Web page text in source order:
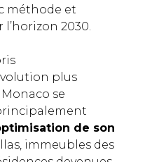
méthode et
2030.
plus
se
de son
immeubles des